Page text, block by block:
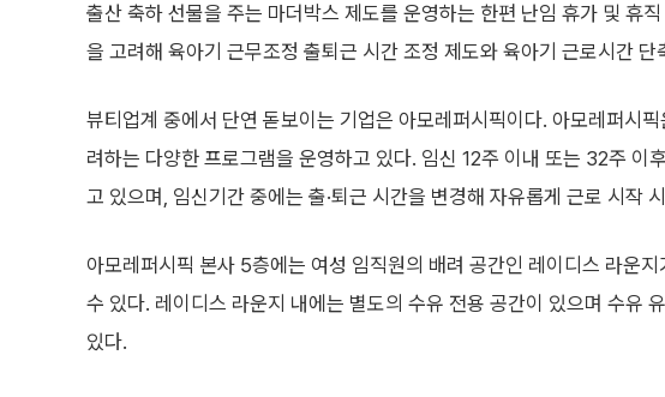
출산 축하 선물을 주는 마더박스 제도를 운영하는 한편 난임 휴가 및 휴
을 고려해 육아기 근무조정 출퇴근 시간 조정 제도와 육아기 근로시간 단
뷰티업계 중에서 단연 돋보이는 기업은 아모레퍼시픽이다. 아모레퍼시
려하는 다양한 프로그램을 운영하고 있다. 임신 12주 이내 또는 32주 이
고 있으며, 임신기간 중에는 출·퇴근 시간을 변경해 자유롭게 근로 시작
아모레퍼시픽 본사 5층에는 여성 임직원의 배려 공간인 레이디스 라운
수 있다. 레이디스 라운지 내에는 별도의 수유 전용 공간이 있으며 수유
있다.